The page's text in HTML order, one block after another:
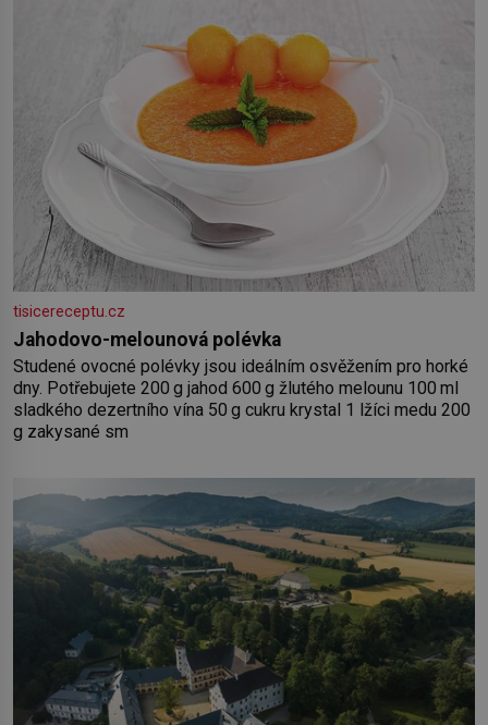
tisicereceptu.cz
Jahodovo-melounová polévka
Studené ovocné polévky jsou ideálním osvěžením pro horké
dny. Potřebujete 200 g jahod 600 g žlutého melounu 100 ml
sladkého dezertního vína 50 g cukru krystal 1 lžíci medu 200
g zakysané sm